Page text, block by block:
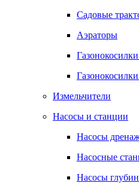
Садовые
Аэраторы
Измельчители
Насосы и станции
Насосы
Насосные
Насосы